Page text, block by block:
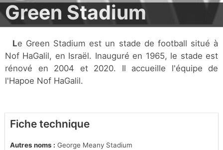
Green Stadium
Le Green Stadium est un stade de football situé à
Nof HaGalil, en Israël. Inauguré en 1965, le stade est
rénové en 2004 et 2020. Il accueille l'équipe de
l'Hapoe Nof HaGalil.
Fiche technique
Autres noms : George Meany Stadium